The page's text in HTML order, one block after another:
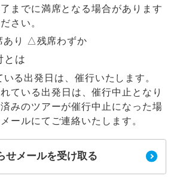
までに満席となる場合があります
さい。
り △残席わずか
とは
る出発日は、催行いたします。
ている出発日は、催行中止となり
みのツアーが催行中止になった場
ールにてご連絡いたします。
せメールを受け取る